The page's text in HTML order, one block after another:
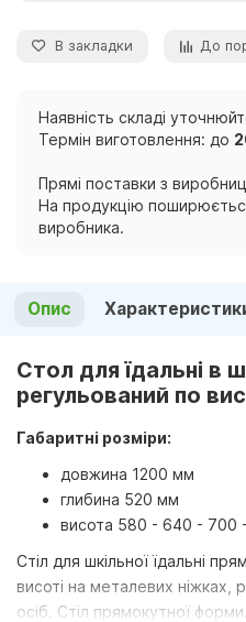
В закладки До
Наявність складі
Термін виготовлення: до
Прямі поставки з
На продукцію поширюється
виробника.
Опис
Стол для їдальні в
регульований по
Габаритні розміри:
довжина 1200 мм
глибина 520 мм
висота 580 - 640 - 700
Стіл для шкільної їдальні
висоті на металевих ніжках,
осіб. Стіл прямокутної форми.